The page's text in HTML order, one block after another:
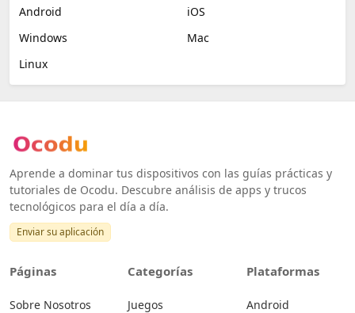
Android
iOS
Windows
Mac
Linux
Aprende a dominar tus dispositivos con las guías prácticas y
tutoriales de Ocodu. Descubre análisis de apps y trucos
tecnológicos para el día a día.
Enviar su aplicación
Páginas
Sobre Nosotros
Categorías
Juegos
Plataformas
Android